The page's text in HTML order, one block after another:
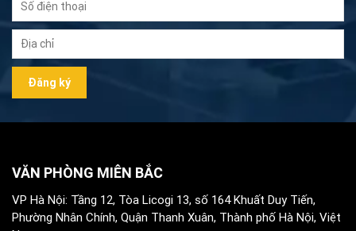
VĂN PHÒNG MIÊN BẮC
VP Hà Nội: Tầng 12, Tòa Licogi 13, số 164 Khuất Duy Tiến,
Phường Nhân Chính, Quận Thanh Xuân, Thành phố Hà Nội, Việt